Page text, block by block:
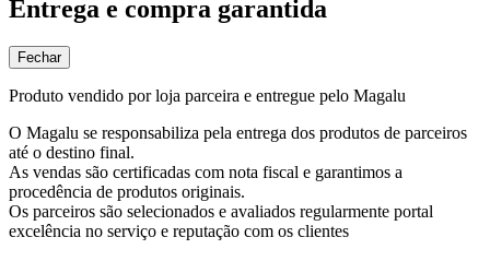
Entrega e compra garantida
Fechar
Produto vendido por loja parceira e entregue pelo Magalu
O Magalu se responsabiliza pela entrega dos produtos de parceiros
até o destino final.
As vendas são certificadas com nota fiscal e garantimos a
procedência de produtos originais.
Os parceiros são selecionados e avaliados regularmente portal
excelência no serviço e reputação com os clientes